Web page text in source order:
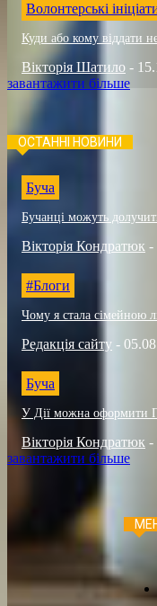
Волонтерські
Куди або кому віддати
Вікторія Шатило -
завантажити більше
ОСТАННІ НОВИНИ
Буча
Бучанці можуть
Вікторія Кондратюк -
#Блоги
Чому я стала сімейною
Редакція сайту -
Буча
У Дії можна оформити
Вікторія Кондратюк -
завантажити більше